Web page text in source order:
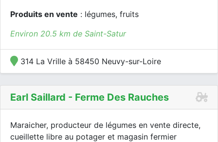
Produits en vente : légumes, fruits
Environ 20.5 km de Saint-Satur
314 La Vrille à 58450 Neuvy-sur-Loire
Earl Saillard - Ferme Des Rauches
Maraicher, producteur de légumes en vente directe,
cueillette libre au potager et magasin fermier